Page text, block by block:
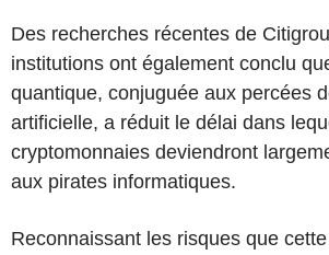
Des recherches récentes de
institutions ont également conclu
quantique, conjuguée aux percées
artificielle, a réduit le délai dans
cryptomonnaies deviendront
aux pirates informatiques.
Reconnaissant les risques que